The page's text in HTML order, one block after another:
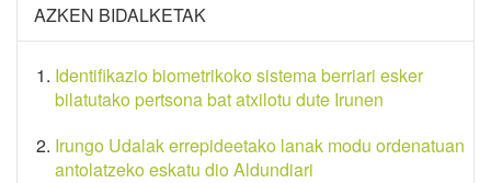
AZKEN BIDALKETAK
Identifikazio biometrikoko sistema berriari esker
bilatutako pertsona bat atxilotu dute Irunen
Irungo Udalak errepideetako lanak modu ordenatuan
antolatzeko eskatu dio Aldundiari